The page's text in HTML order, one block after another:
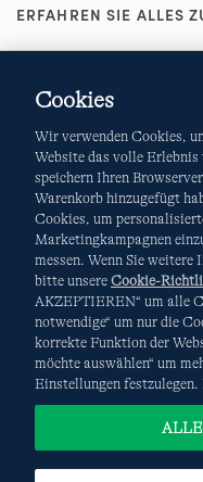
ERFAHREN SIE ALLES
AGB
Cookies-Ich
Diese Website ist durch
Cookies
Wir verwenden Cookies,
Website das volle Erlebnis
speichern Ihren
Warenkorb hinzugefügt
Cookies, um
Marketingkampagnen
messen. Wenn Sie
bitte unsere Cookie-
AKZEPTIEREN“ um alle
notwendige“ um nur die
korrekte Funktion der
möchte auswählen“ um
Einstellungen festzulegen.